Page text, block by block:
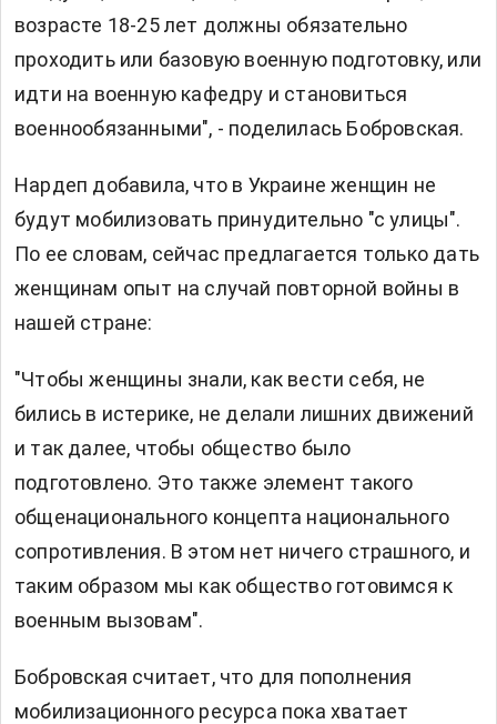
возрасте 18-25 лет должны обязательно
проходить или базовую военную подготовку, или
идти на военную кафедру и становиться
военнообязанными", - поделилась Бобровская.
Нардеп добавила, что в Украине женщин не
будут мобилизовать принудительно "с улицы".
По ее словам, сейчас предлагается только дать
женщинам опыт на случай повторной войны в
нашей стране:
"Чтобы женщины знали, как вести себя, не
бились в истерике, не делали лишних движений
и так далее, чтобы общество было
подготовлено. Это также элемент такого
общенационального концепта национального
сопротивления. В этом нет ничего страшного, и
таким образом мы как общество готовимся к
военным вызовам".
Бобровская считает, что для пополнения
мобилизационного ресурса пока хватает